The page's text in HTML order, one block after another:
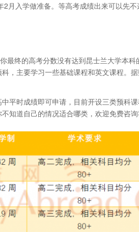
月入学做准备。等高考成绩出来可以先
最终的高考分数没有达到昆士兰大学本
主要学习一些基础课程和英文课程。
平时成绩即可申请，目前开设三类预科
知道自己的情况适合哪类，欢迎免费咨询